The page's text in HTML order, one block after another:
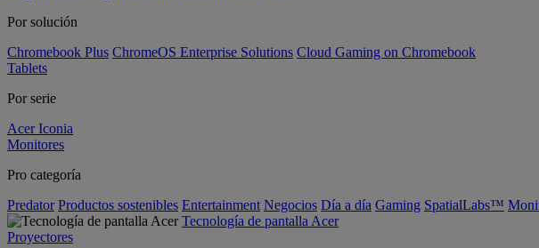
Por solución
Chromebook Plus ChromeOS Enterprise Solutions Cloud Gaming on Chromebook
Tablets
Por serie
Acer Iconia
Monitores
Pro categoría
Predator Productos sostenibles Entertainment Negocios Día a día Gaming SpatialLabs™
Tecnología de pantalla Acer
Proyectores